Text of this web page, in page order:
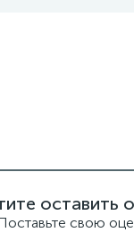
оставить
свою